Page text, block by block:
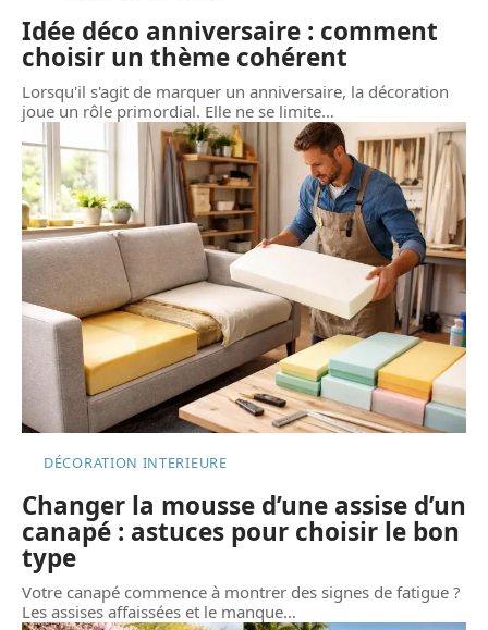
Idée déco anniversaire : comment
choisir un thème cohérent
Lorsqu'il s'agit de marquer un anniversaire, la décoration
joue un rôle primordial. Elle ne se limite…
DÉCORATION INTERIEURE
Changer la mousse d’une assise d’un
canapé : astuces pour choisir le bon
type
Votre canapé commence à montrer des signes de fatigue ?
Les assises affaissées et le manque…